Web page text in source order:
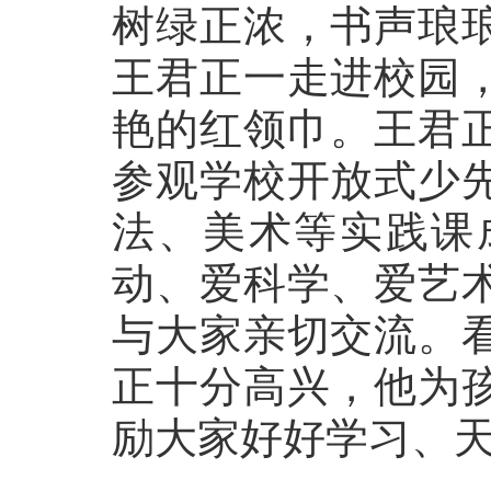
树绿正浓，书声琅
王君正一走进校园
艳的红领巾。王君
参观学校开放式少
法、美术等实践
动、爱科学、爱艺
与大家亲切交流。
正十分高兴，他为
励大家好好学习、